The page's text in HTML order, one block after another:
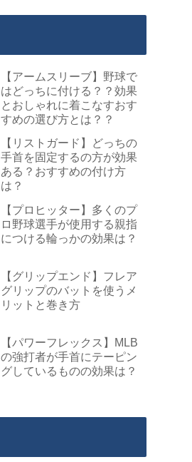
【アームスリーブ】野球で
はどっちに付ける？？効果
とおしゃれに着こなすおす
すめの選び方とは？？
【リストガード】どっちの
手首を固定するの方が効果
ある？おすすめの付け方
は？
【プロヒッター】多くのプ
ロ野球選手が使用する親指
につける輪っかの効果は？
【グリップエンド】フレア
グリップのバットを使うメ
リットと巻き方
【パワーフレックス】MLB
の強打者が手首にテーピン
グしているものの効果は？